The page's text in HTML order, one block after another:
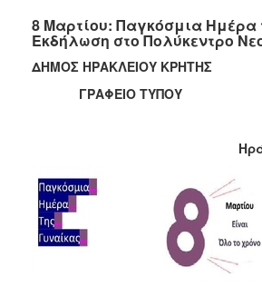
για
Οικονομική
Αδυναμία
Φυσικές
Φροντίδας
(Κ.Α.Π.Η.)
Κέντρα
Δημιουργικής
8 Μαρτίου: Παγκόσμια Ημέρα
Εκδήλωση στο Πολύκεντρο
ΔΗΜΟΣ ΗΡΑΚΛΕΙΟΥ ΚΡΗΤΗΣ
ΓΡΑΦΕΙΟ ΤΥΠΟΥ